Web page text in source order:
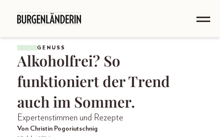
GENUSS
Alkoholfrei? So
funktioniert der Trend
auch im Sommer.
Expertenstimmen und Rezepte
Von Christin Pogoriutschnig